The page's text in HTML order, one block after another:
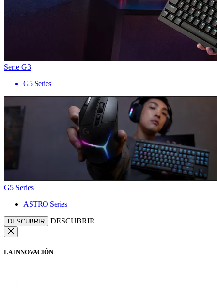
Serie G3
G5 Series
G5 Series
ASTRO Series
DESCUBRIR DESCUBRIR
LA INNOVACIÓN